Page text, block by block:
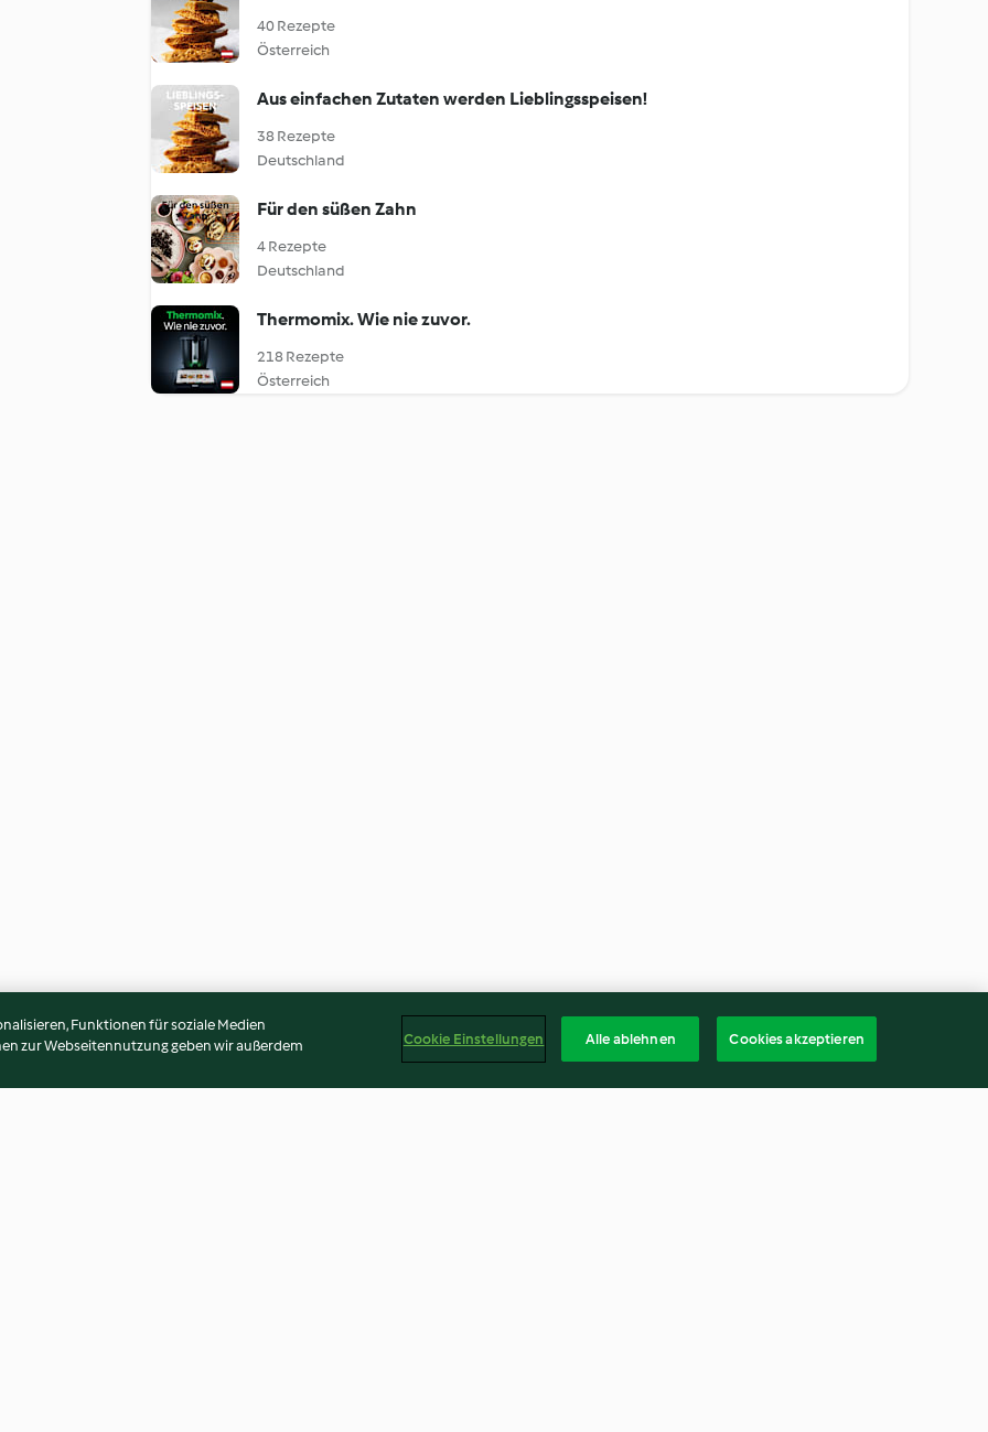
40 Rezepte
Österreich
Aus einfachen Zutaten werden Lieblingsspeisen!
38 Rezepte
Deutschland
Für den süßen Zahn
4 Rezepte
Deutschland
Thermomix. Wie nie zuvor.
218 Rezepte
Österreich
Funktionen für soziale Medien
zur Webseitennutzung geben wir außerdem
Cookie Einstellungen Alle ablehnen Cookies akzeptieren